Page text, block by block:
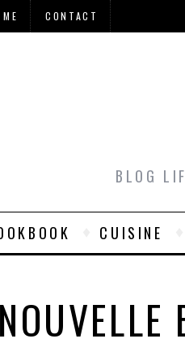
CONTACT
BLOG
CUISINE
NOUVELLE